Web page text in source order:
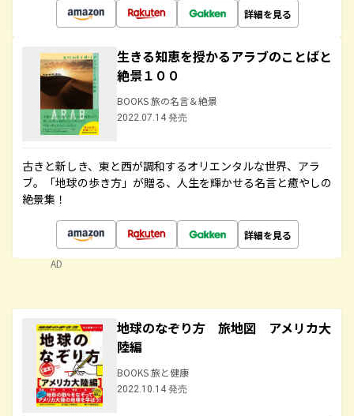
詳細を見る
生きる知恵を授かるアラブのことばと
絶景１００
BOOKS 旅の名言＆絶景
2022.07.14 発売
古きと新しき、東と西が調和するオリエンタルな世界、アラ
ブ。「地球の歩き方」が贈る、人生を輝かせる名言と癒やしの
絶景集！
詳細を見る
AD
地球のなぞり方 旅地図 アメリカ大
陸編
BOOKS 旅と健康
2022.10.14 発売